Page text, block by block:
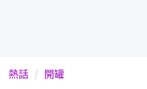
熱話 開罐